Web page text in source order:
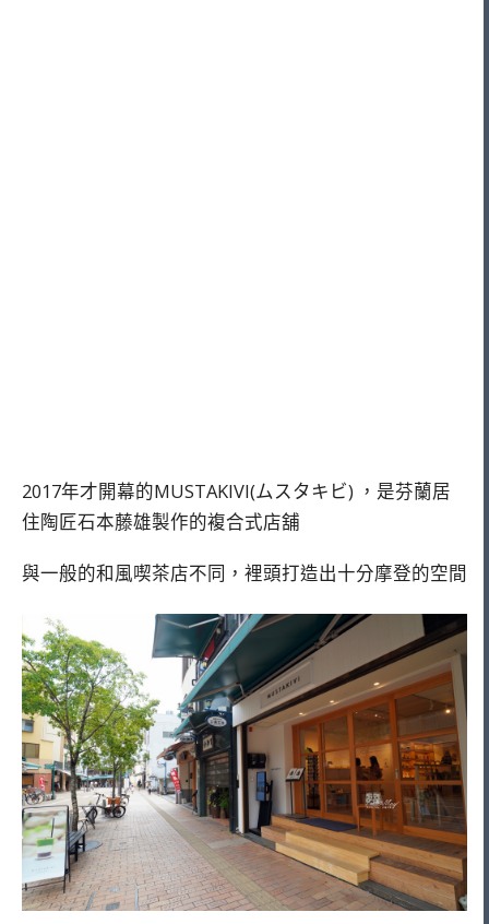
2017年才開幕的MUSTAKIVI(ムスタキビ) ，是芬蘭居
住陶匠石本藤雄製作的複合式店舖
與一般的和風喫茶店不同，裡頭打造出十分摩登的空間